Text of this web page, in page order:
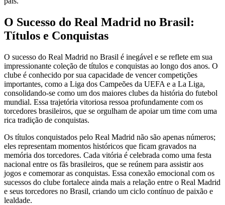
O Sucesso do Real Madrid no Brasil:
Títulos e Conquistas
O sucesso do Real Madrid no Brasil é inegável e se reflete em sua
impressionante coleção de títulos e conquistas ao longo dos anos. O
clube é conhecido por sua capacidade de vencer competições
importantes, como a Liga dos Campeões da UEFA e a La Liga,
consolidando-se como um dos maiores clubes da história do futebol
mundial. Essa trajetória vitoriosa ressoa profundamente com os
torcedores brasileiros, que se orgulham de apoiar um time com uma
rica tradição de conquistas.
Os títulos conquistados pelo Real Madrid não são apenas números;
eles representam momentos históricos que ficam gravados na
memória dos torcedores. Cada vitória é celebrada como uma festa
nacional entre os fãs brasileiros, que se reúnem para assistir aos
jogos e comemorar as conquistas. Essa conexão emocional com os
sucessos do clube fortalece ainda mais a relação entre o Real Madrid
e seus torcedores no Brasil, criando um ciclo contínuo de paixão e
lealdade.